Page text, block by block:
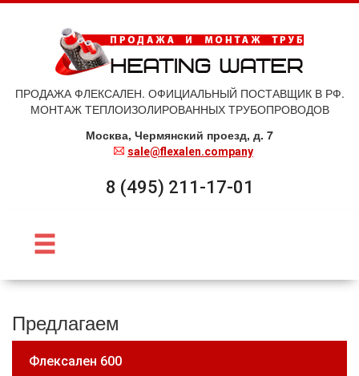
ПРОДАЖА ФЛЕКСАЛЕН. ОФИЦИАЛЬНЫЙ ПОСТАВЩИК В РФ.
МОНТАЖ ТЕПЛОИЗОЛИРОВАННЫХ ТРУБОПРОВОДОВ
Москва, Чермянский проезд, д. 7
sale@flexalen.company
8 (495) 211-17-01
Предлагаем
Флексален 600